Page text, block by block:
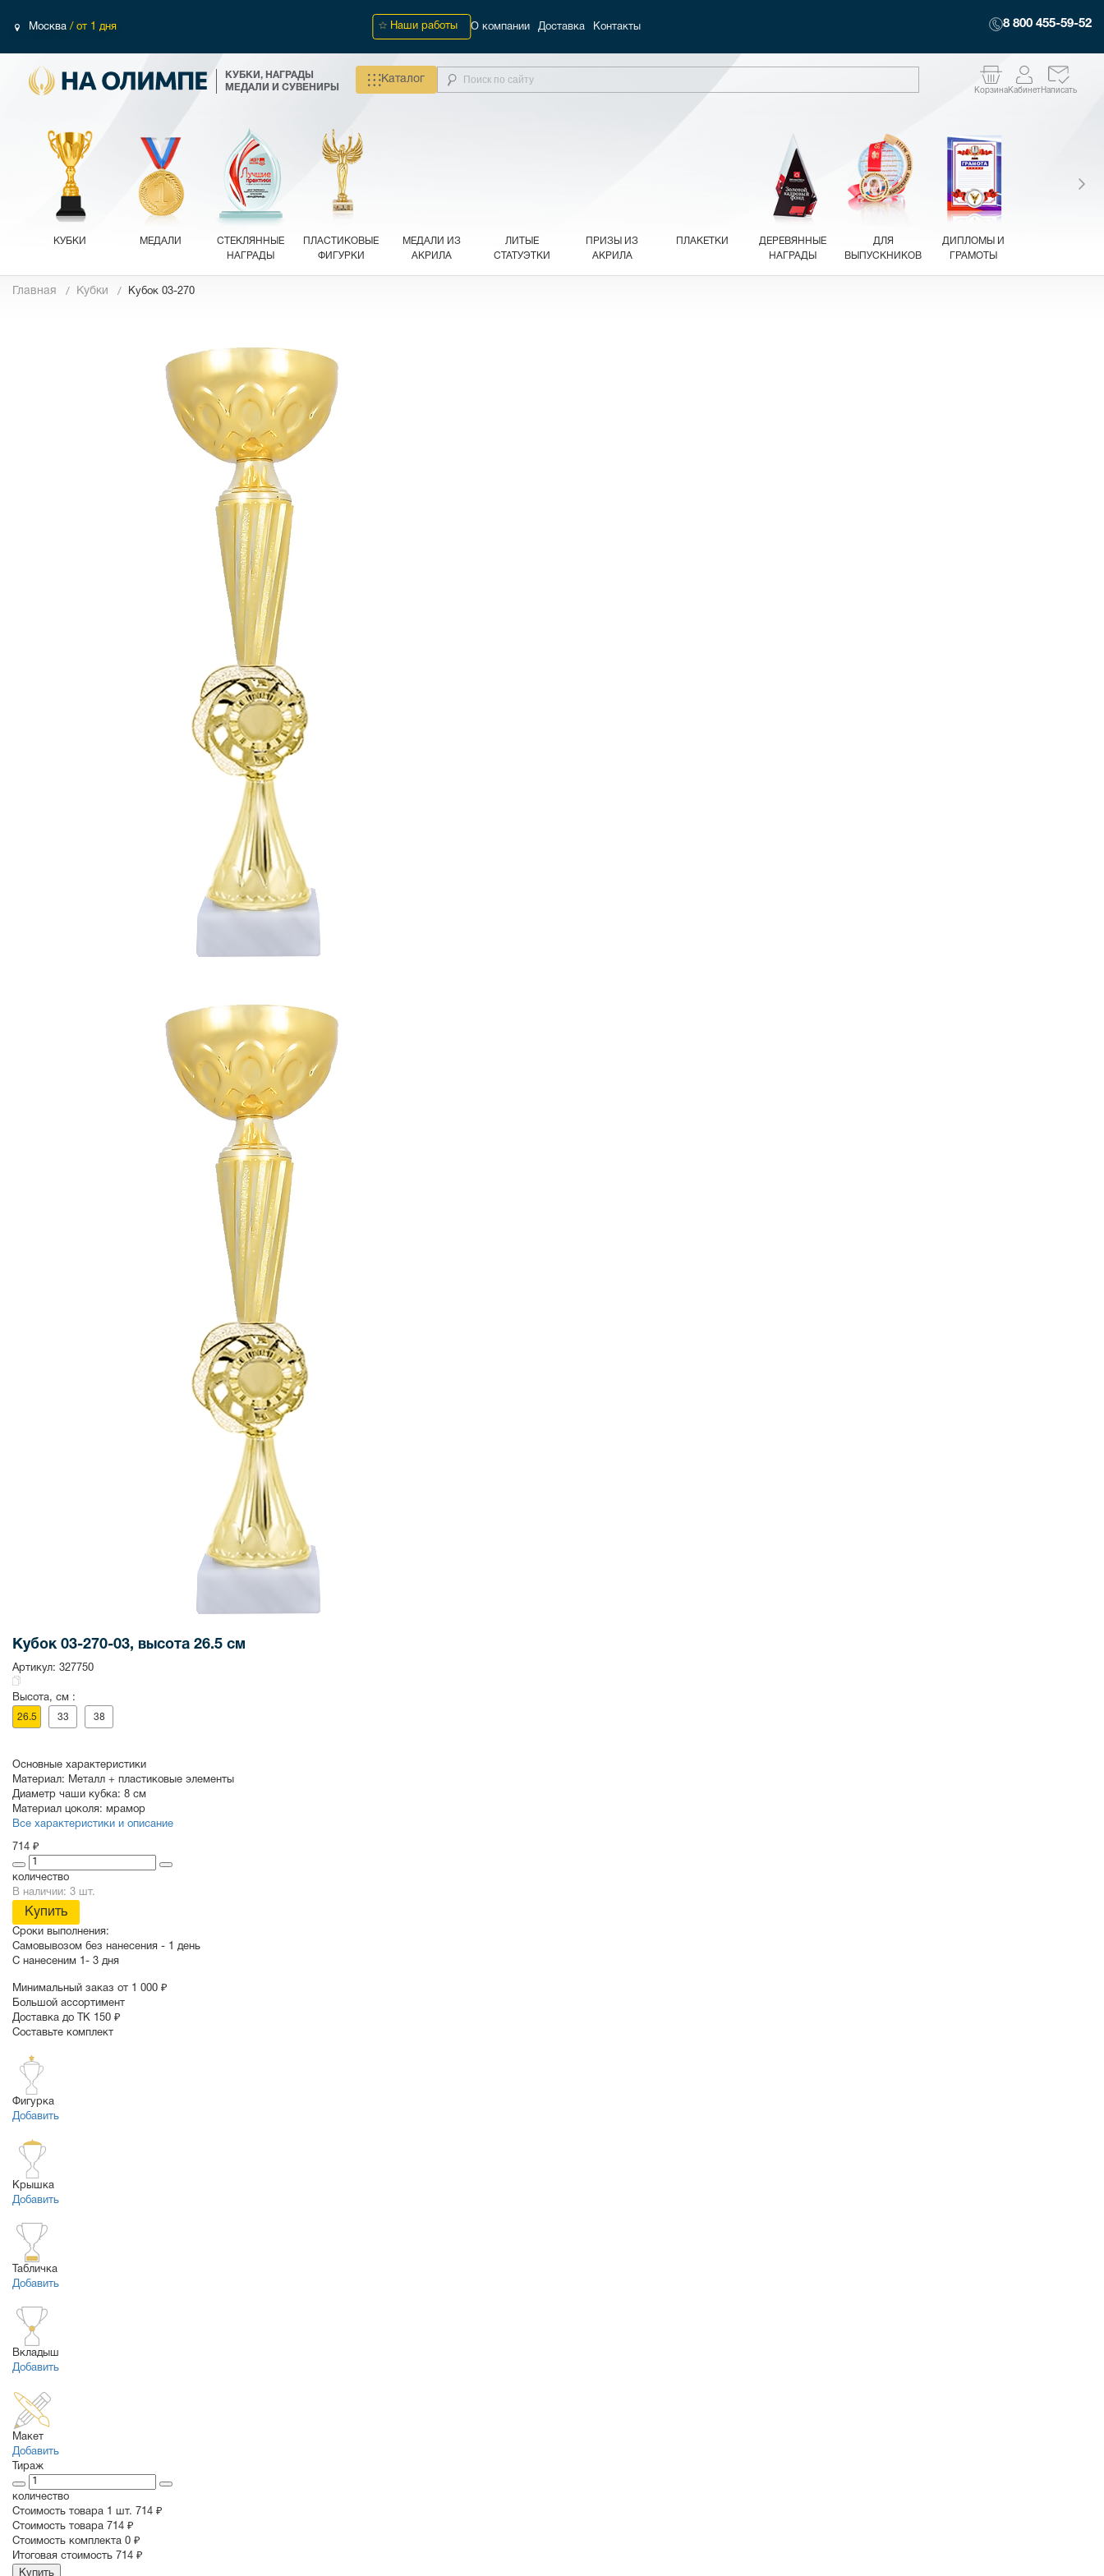
Москва / от 1 дня Наши работы О компании Доставка Контакты 8 800 455-59-52
КУБКИ, НАГРАДЫ
МЕДАЛИ И СУВЕНИРЫ
Каталог
КорзинаКабинетНаписать
КУБКИ МЕДАЛИ
СТЕКЛЯННЫЕ
НАГРАДЫ
ПЛАСТИКОВЫЕ
ФИГУРКИ
МЕДАЛИ ИЗ
АКРИЛА
ЛИТЫЕ
СТАТУЭТКИ
ПРИЗЫ ИЗ
АКРИЛА
ПЛАКЕТКИ
ДЕРЕВЯННЫЕ
НАГРАДЫ
ДЛЯ
ВЫПУСКНИКОВ
ДИПЛОМЫ И
ГРАМОТЫ
РАСПРОДАЖА
ПОИСК ПО
СОБЫТИЮ
ЗНАЧКИ
Главная Кубки Кубок 03-270
Кубок 03-270-03, высота 26.5 см
Артикул: 327750
Высота, см :
26.5 33 38
Основные характеристики
Материал: Металл + пластиковые элементы
Диаметр чаши кубка: 8 см
Материал цоколя: мрамор
Все характеристики и описание
714 ₽
количество
В наличии: 3 шт.
Купить
Сроки выполнения:
Самовывозом без нанесения - 1 день
С нанесеним 1- 3 дня
Минимальный заказ от 1 000 ₽
Большой ассортимент
Доставка до ТК 150 ₽
Составьте комплект
Фигурка
Добавить
Крышка
Добавить
Табличка
Добавить
Вкладыш
Добавить
Макет
Добавить
Тираж
количество
Стоимость товара 1 шт. 714 ₽
Cтоимость товара 714 ₽
Стоимость комплекта 0 ₽
Итоговая стоимость 714 ₽
Купить